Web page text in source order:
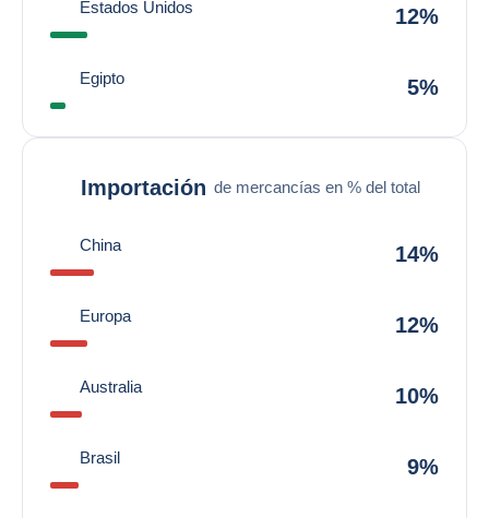
Estados Unidos 12%
Egipto 5%
Importación de mercancías en % del total
China 14%
Europa 12%
Australia 10%
Brasil 9%